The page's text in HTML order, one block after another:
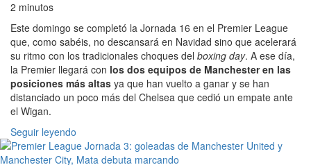
2 minutos
Este domingo se completó la Jornada 16 en el Premier League
que, como sabéis, no descansará en Navidad sino que acelerará
su ritmo con los tradicionales choques del boxing day. A ese día,
la Premier llegará con los dos equipos de Manchester en las
posiciones más altas ya que han vuelto a ganar y se han
distanciado un poco más del Chelsea que cedió un empate ante
el Wigan.
Seguir leyendo